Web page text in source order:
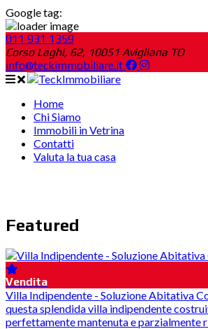
Google tag:
011 931 1359
Corso Laghi, 62, 10051 Avigliana TO
info@teckimmobiliare.it
Home
Chi Siamo
Immobili in Vetrina
Contatti
Valuta la tua casa
Featured
Vendita
Villa Indipendente - Soluzione Abitativa
questa splendida villa indipendente
perfettamente mantenuta e parzialmente